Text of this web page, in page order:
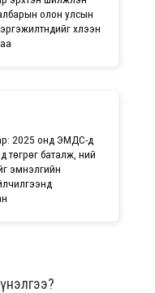
олон улсын
хүлээн
2025 онд ЭМДС-д
төгрөг баталж, үүний
эмнэлгийн